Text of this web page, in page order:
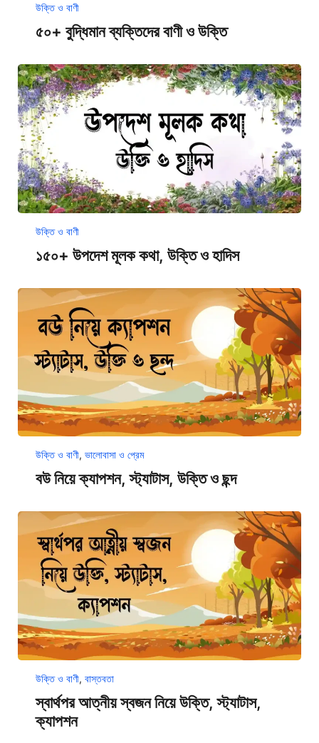
উক্তি ও বাণী
৫০+ বুদ্ধিমান ব্যক্তিদের বাণী ও উক্তি
উক্তি ও বাণী
১৫০+ উপদেশ মূলক কথা, উক্তি ও হাদিস
উক্তি ও বাণী, ভালোবাসা ও প্রেম
বউ নিয়ে ক্যাপশন, স্ট্যাটাস, উক্তি ও ছন্দ
উক্তি ও বাণী, বাস্তবতা
স্বার্থপর আত্নীয় স্বজন নিয়ে উক্তি, স্ট্যাটাস,
ক্যাপশন